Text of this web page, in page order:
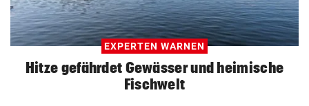
EXPERTEN WARNEN
Hitze gefährdet Gewässer und heimische
Fischwelt